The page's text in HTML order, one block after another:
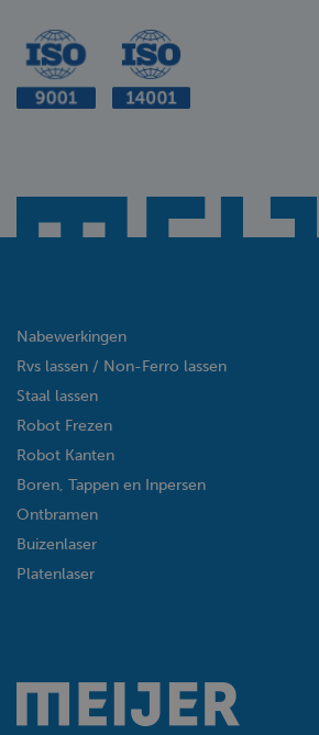
Nabewerkingen
Rvs lassen / Non-Ferro lassen
Staal lassen
Robot Frezen
Robot Kanten
Boren, Tappen en Inpersen
Ontbramen
Buizenlaser
Platenlaser